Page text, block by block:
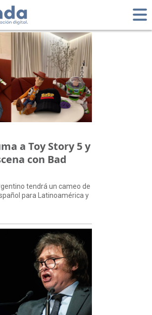
a Toy Story 5 y
con Bad
tendrá un cameo de
para Latinoamérica y